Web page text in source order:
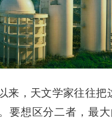
来，天文学家往往把
要想区分二者，最